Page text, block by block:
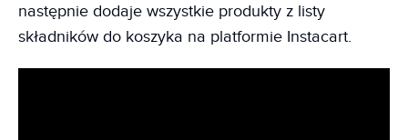
następnie dodaje wszystkie produkty z listy
składników do koszyka na platformie Instacart.